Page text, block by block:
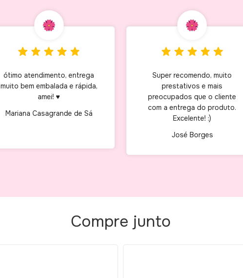
ótimo atendimento, entrega
muito bem embalada e rápida,
amei! ♥
Mariana Casagrande de Sá
Super recomendo, muito
prestativos e mais
preocupados que o cliente
com a entrega do produto.
Excelente! :)
José Borges
Compre junto